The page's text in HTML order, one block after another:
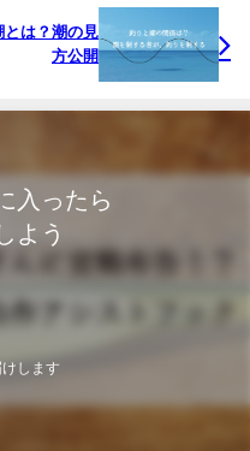
とは？潮の見
方公開
入ったら
よう
します